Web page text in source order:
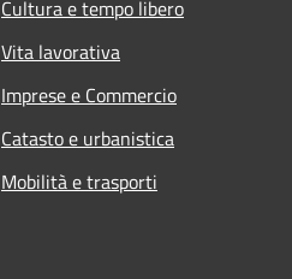
Cultura e tempo libero
Vita lavorativa
Imprese e Commercio
Catasto e urbanistica
Mobilità e trasporti